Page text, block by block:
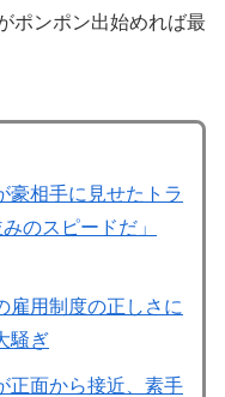
ポンポン出始めれば最
豪相手に見せたトラ
のスピードだ」
雇用制度の正しさに
騒ぎ
正面から接近、素手